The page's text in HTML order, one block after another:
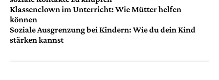
Klassenclown im Unterricht: Wie Mütter helfen
können
Soziale Ausgrenzung bei Kindern: Wie du dein Kind
stärken kannst